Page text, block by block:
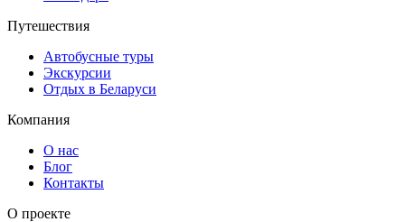
Путешествия
Автобусные туры
Экскурсии
Отдых в Беларуси
Компания
О нас
Блог
Контакты
О проекте